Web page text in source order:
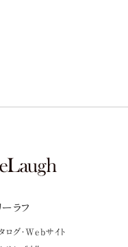
ラフ
ログ・Webサイト